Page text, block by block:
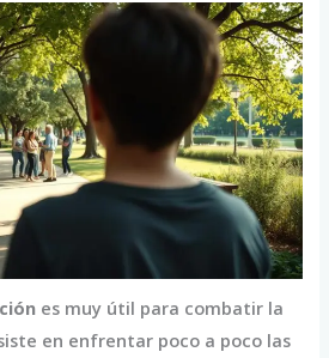
es muy útil para combatir la
en enfrentar poco a poco las